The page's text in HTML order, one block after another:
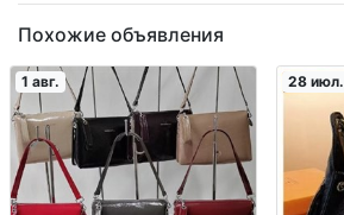
Похожие объявления
1 авг. 28 июл.